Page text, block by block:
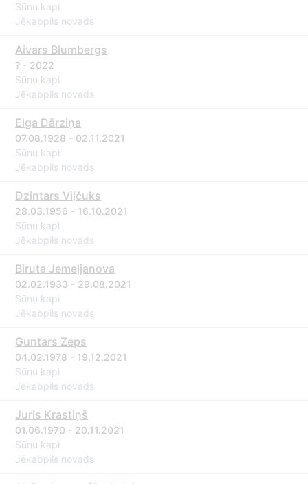
Sūnu kapi
Jēkabpils novads
Aivars Blumbergs
? - 2022
Sūnu kapi
Jēkabpils novads
Elga Dārziņa
07.08.1928 - 02.11.2021
Sūnu kapi
Jēkabpils novads
Dzintars Viļčuks
28.03.1956 - 16.10.2021
Sūnu kapi
Jēkabpils novads
Biruta Jemeļjanova
02.02.1933 - 29.08.2021
Sūnu kapi
Jēkabpils novads
Guntars Zeps
04.02.1978 - 19.12.2021
Sūnu kapi
Jēkabpils novads
Juris Krastiņš
01.06.1970 - 20.11.2021
Sūnu kapi
Jēkabpils novads